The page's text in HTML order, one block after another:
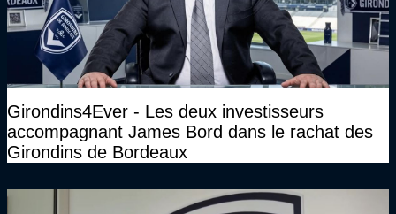
Girondins4Ever - Les deux investisseurs
accompagnant James Bord dans le rachat des
Girondins de Bordeaux